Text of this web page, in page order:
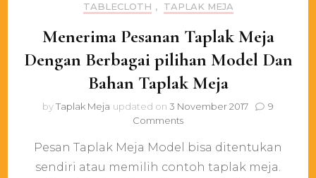
TABLECLOTH , TAPLAK MEJA
Menerima Pesanan Taplak Meja
Dengan Berbagai pilihan Model Dan
Bahan Taplak Meja
byTaplak Meja updated on 3 November 2017
9
Commentson
Pesanan
Taplak
Pesan Taplak Meja Model bisa ditentukan
sendiri atau memilih contoh taplak meja.